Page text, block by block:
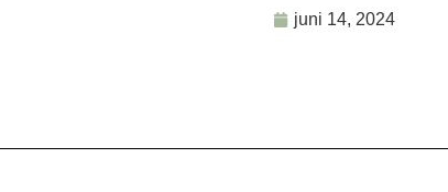
juni 14, 2024